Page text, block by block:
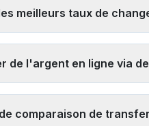
bancaires prennent
meilleurs taux de
devise locale est forte, et 6)
de l'argent en ligne via
les avis et n'envoyez
comparaison de